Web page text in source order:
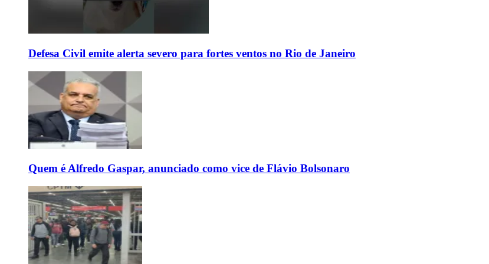
Defesa Civil emite alerta severo para fortes ventos no Rio de Janeiro
Quem é Alfredo Gaspar, anunciado como vice de Flávio Bolsonaro